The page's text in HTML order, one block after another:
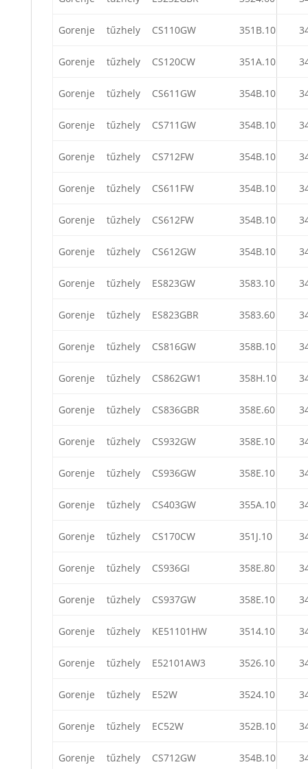
Gorenje tűzhely CS110GW 351B.10
Gorenje tűzhely CS120CW 351A.10
Gorenje tűzhely CS611GW 354B.10
Gorenje tűzhely CS711GW 354B.10
Gorenje tűzhely CS712FW 354B.10
Gorenje tűzhely CS611FW 354B.10
Gorenje tűzhely CS612FW 354B.10
Gorenje tűzhely CS612GW 354B.10
Gorenje tűzhely ES823GW 3583.10
Gorenje tűzhely ES823GBR 3583.60
Gorenje tűzhely CS816GW 358B.10
Gorenje tűzhely CS862GW1 358H.10
Gorenje tűzhely CS836GBR 358E.60
Gorenje tűzhely CS932GW 358E.10
Gorenje tűzhely CS936GW 358E.10
Gorenje tűzhely CS403GW 355A.10
Gorenje tűzhely CS170CW 351J.10
Gorenje tűzhely CS936GI 358E.80
Gorenje tűzhely CS937GW 358E.10
Gorenje tűzhely KE51101HW 3514.10
Gorenje tűzhely E52101AW3 3526.10
Gorenje tűzhely E52W 3524.10
Gorenje tűzhely EC52W 352B.10
Gorenje tűzhely CS712GW 354B.10